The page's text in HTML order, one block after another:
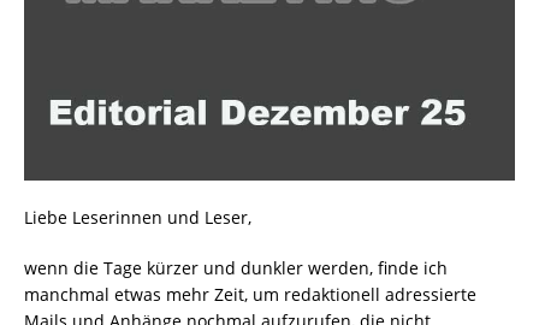
Liebe Leserinnen und Leser,
wenn die Tage kürzer und dunkler werden, finde ich
manchmal etwas mehr Zeit, um redaktionell adressierte